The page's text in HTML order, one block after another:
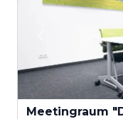
Meetingraum